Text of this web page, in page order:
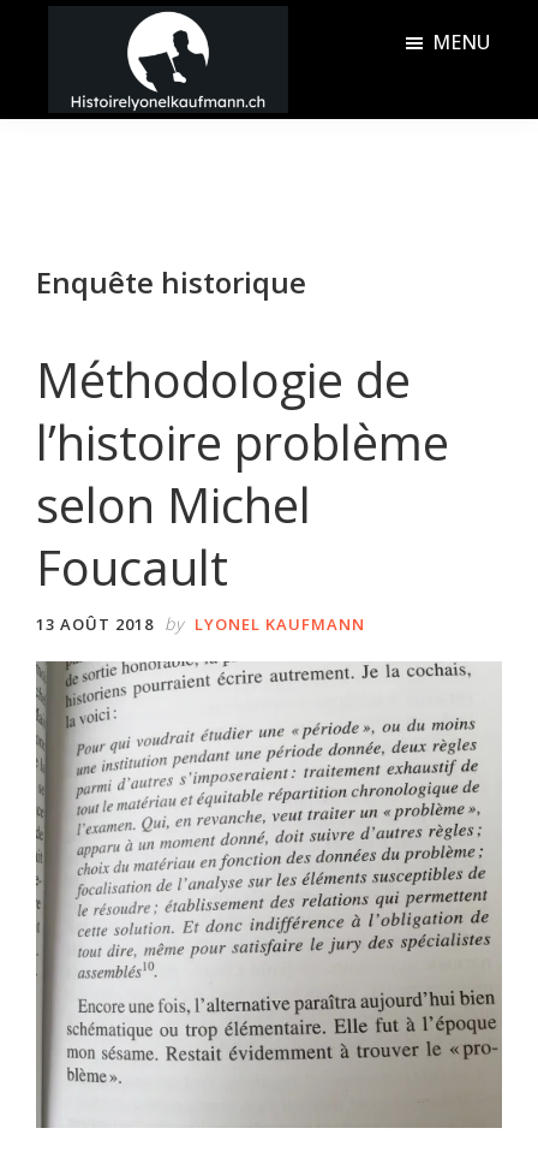
principal
barreHistoire
MENU
Enquête historique
Méthodologie de
l’histoire problème
selon Michel
Foucault
13 AOÛT 2018 by LYONEL KAUFMANN